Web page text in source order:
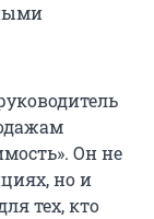
Он не
но и
тех, кто